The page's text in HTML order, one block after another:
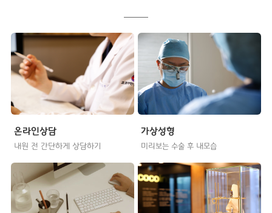
온라인상담
내원 전 간단하게 상담하기
가상성형
미리보는 수술 후 내모습